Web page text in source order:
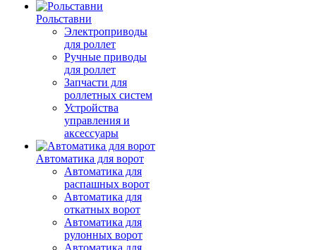
Рольставни
Электроприводы
для роллет
Ручные приводы
для роллет
Запчасти для
роллетных систем
Устройства
управления и
аксессуары
Автоматика для ворот
Автоматика для
распашных ворот
Автоматика для
откатных ворот
Автоматика для
рулонных ворот
Автоматика для